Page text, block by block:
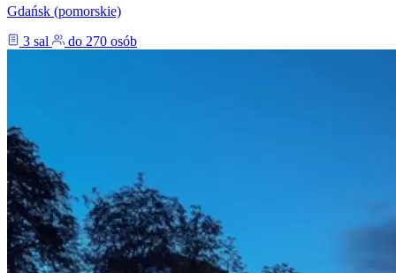
Gdańsk (pomorskie)
3 sal
do 270 osób